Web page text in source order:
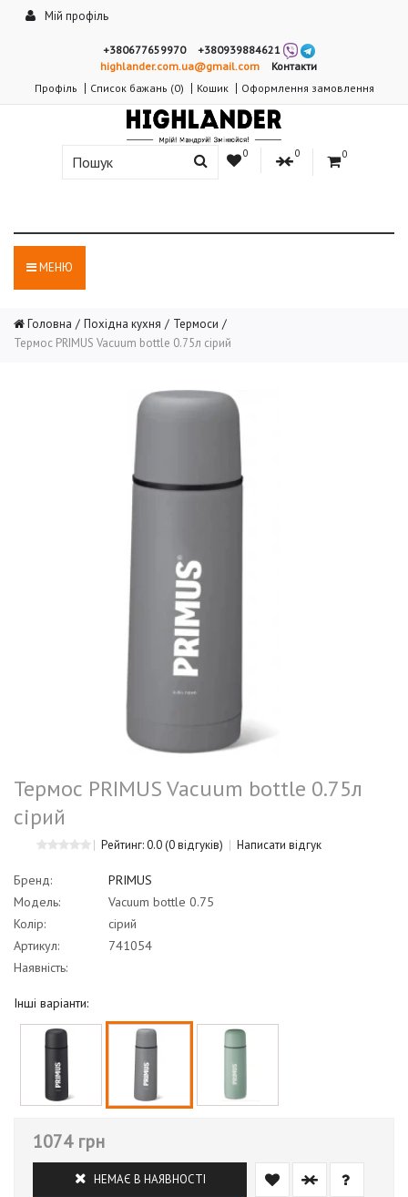
Мій профіль
+380677659970
+380939884621
highlander.com.ua@gmail.com
Контакти
Профіль
Список бажань (0) Кошик Оформлення замовлення
0 0 0
МЕНЮ
Головна Похідна кухня
Термоси
Термос PRIMUS Vacuum bottle 0.75л сірий
Термос PRIMUS Vacuum bottle 0.75л
сірий
Рейтинг: 0.0(0 відгуків) Написати відгук
Бренд:
PRIMUS
Модель:
Vacuum bottle 0.75
Колір:
сірий
Артикул:
741054
Наявність:
Інші варіанти:
1074 грн
НЕМАЄ В НАЯВНОСТІ